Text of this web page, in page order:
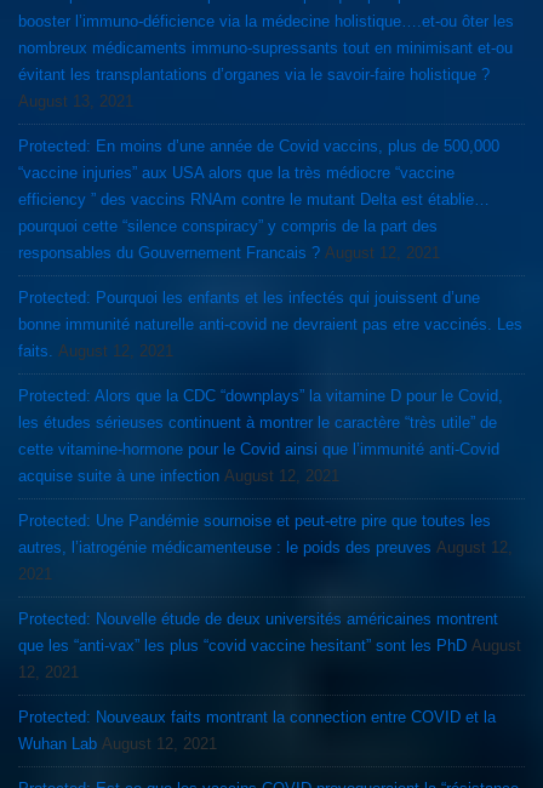
booster l’immuno-déficience via la médecine holistique….et-ou ôter les
nombreux médicaments immuno-supressants tout en minimisant et-ou
évitant les transplantations d’organes via le savoir-faire holistique ?
August 13, 2021
Protected: En moins d’une année de Covid vaccins, plus de 500,000
“vaccine injuries” aux USA alors que la très médiocre “vaccine
efficiency ” des vaccins RNAm contre le mutant Delta est établie…
pourquoi cette “silence conspiracy” y compris de la part des
responsables du Gouvernement Francais ? August 12, 2021
Protected: Pourquoi les enfants et les infectés qui jouissent d’une
bonne immunité naturelle anti-covid ne devraient pas etre vaccinés. Les
faits.
August 12, 2021
Protected: Alors que la CDC “downplays” la vitamine D pour le Covid,
les études sérieuses continuent à montrer le caractère “très utile” de
cette vitamine-hormone pour le Covid ainsi que l’immunité anti-Covid
acquise suite à une infection August 12, 2021
Protected: Une Pandémie sournoise et peut-etre pire que toutes les
autres, l’iatrogénie médicamenteuse : le poids des preuves August 12,
2021
Protected: Nouvelle étude de deux universités américaines montrent
que les “anti-vax” les plus “covid vaccine hesitant” sont les PhD August
12, 2021
Protected: Nouveaux faits montrant la connection entre COVID et la
Wuhan Lab August 12, 2021